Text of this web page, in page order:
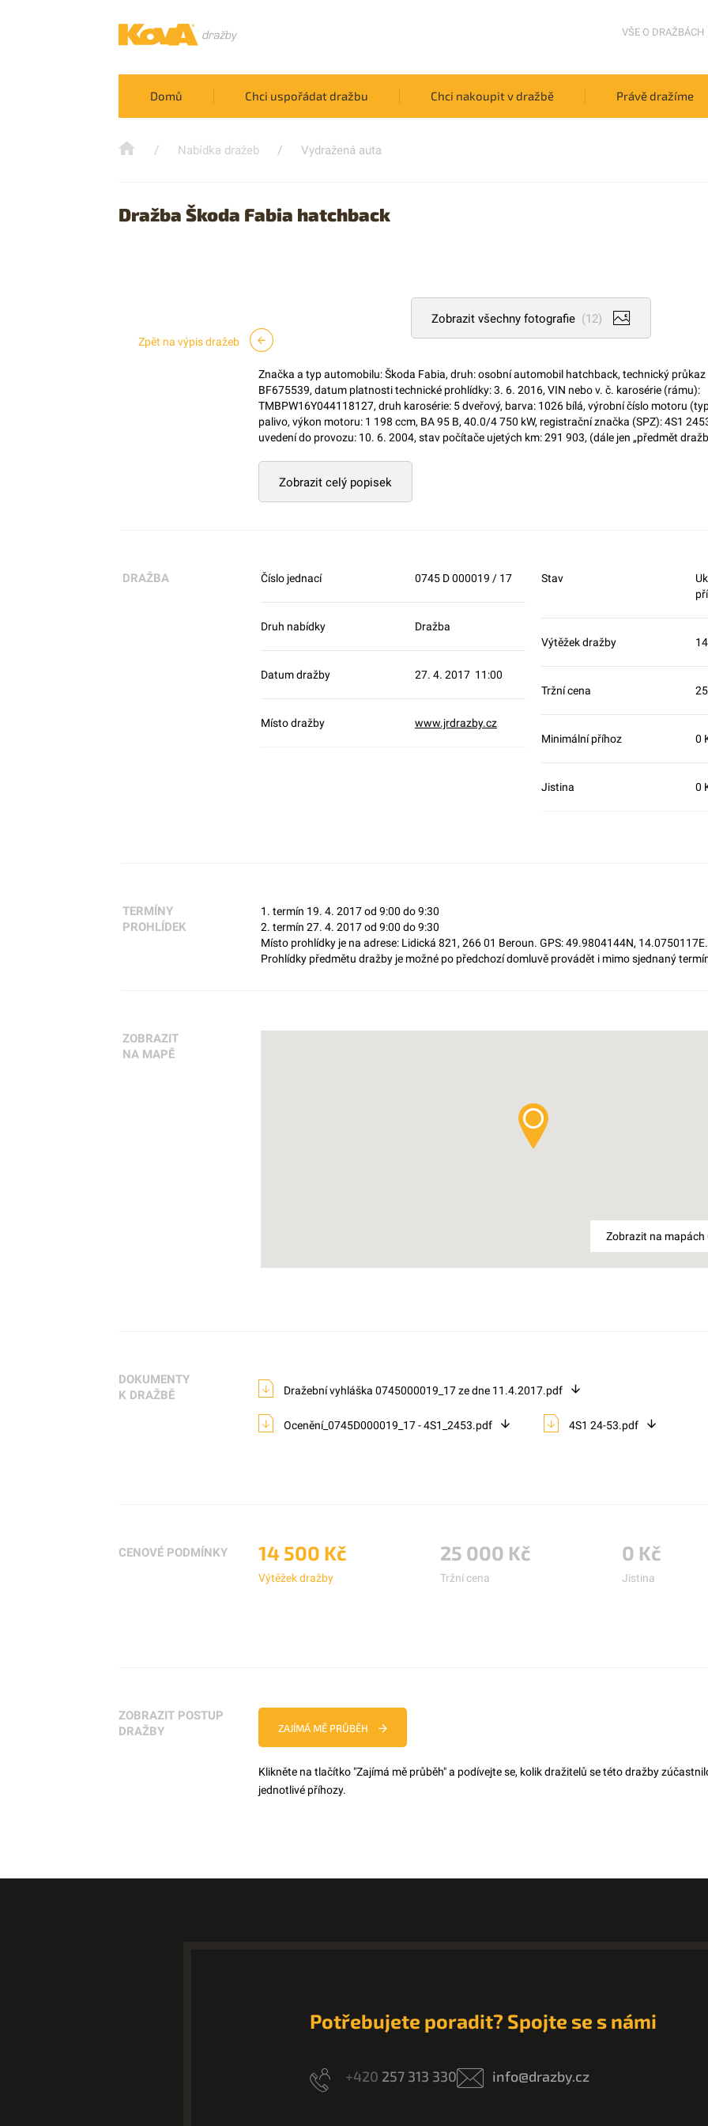
VŠE O DRAŽBÁCH
Domů Chci uspořádat dražbu Chci nakoupit v dražbě Právě dražíme
/ Nabídka dražeb / Vydražená auta
Dražba Škoda Fabia hatchback
Zpět na výpis dražeb
Zobrazit všechny fotografie (12)
Značka a typ automobilu: Škoda Fabia, druh: osobní automobil hatchback, technický průkaz
BF675539, datum platnosti technické prohlídky: 3. 6. 2016, VIN nebo v. č. karosérie (rámu):
TMBPW16Y044118127, druh karosérie: 5 dveřový, barva: 1026 bílá, výrobní číslo motoru
palivo, výkon motoru: 1 198 ccm, BA 95 B, 40.0/4 750 kW, registrační značka (SPZ): 4S1
uvedení do provozu: 10. 6. 2004, stav počítače ujetých km: 291 903, (dále jen „předmět
Zobrazit celý popisek
DRAŽBA Číslo jednací 0745 D 000019 / 17
Druh nabídky Dražba
Datum dražby 27. 4. 2017 11:00
Místo dražby www.jrdrazby.cz
Stav
Výtěžek dražby
Tržní cena
Minimální příhoz 0
Jistina 0
TERMÍNY
PROHLÍDEK
1. termín 19. 4. 2017 od 9:00 do 9:30
2. termín 27. 4. 2017 od 9:00 do 9:30
Místo prohlídky je na adrese: Lidická 821, 266 01 Beroun. GPS: 49.9804144N, 14.0750117E.
Prohlídky předmětu dražby je možné po předchozí domluvě provádět i mimo sjednaný
ZOBRAZIT
NA MAPĚ
Zobrazit na mapách
DOKUMENTY
K DRAŽBĚ
Dražební vyhláška 0745000019_17 ze dne 11.4.2017.pdf
Ocenění_0745D000019_17 - 4S1_2453.pdf 4S1 24-53.pdf
CENOVÉ PODMÍNKY 14 500 Kč
Výtěžek dražby
25 000 Kč
Tržní cena
0 Kč
Jistina
ZOBRAZIT POSTUP
DRAŽBY
ZAJÍMÁ MĚ PRŮBĚH
Klikněte na tlačítko "Zajímá mě průběh" a podívejte se, kolik dražitelů se této dražby
jednotlivé příhozy.
Potřebujete poradit? Spojte se s námi
+420 257 313 330 info@drazby.cz